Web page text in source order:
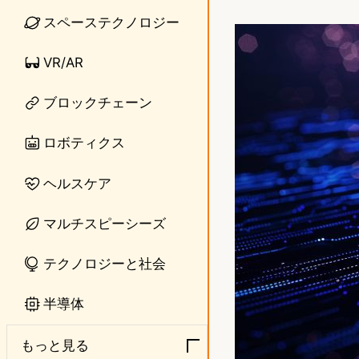
スペーステクノロジー
VR/AR
ブロックチェーン
ロボティクス
ヘルスケア
マルチスピーシーズ
テクノロジーと社会
半導体
もっと見る
s
t
d
o
n